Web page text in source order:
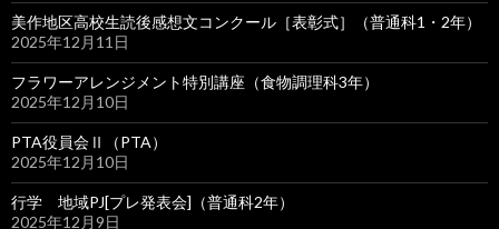
美作地区高校生読後感想文コンクール［表彰式］（普通科1・2年）
2025年12月11日
フラワーアレンジメント特別講座（食物調理科3年）
2025年12月10日
PTA役員会Ⅱ（PTA）
2025年12月10日
行学 地域PJ[プレ発表会]（普通科2年）
2025年12月9日